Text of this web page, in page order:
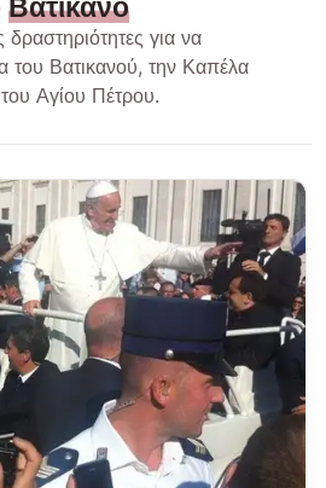
για να
του Βατικανού, την Καπέλα
του Αγίου Πέτρου.